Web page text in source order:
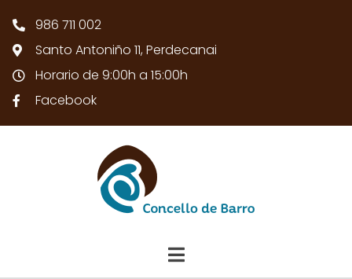
986 711 002
Santo Antoniño 11, Perdecanai
Horario de 9:00h a 15:00h
Facebook